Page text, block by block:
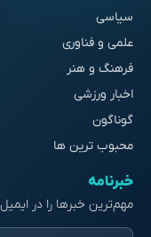
سیاسی
علمی و فناوری
فرهنگ و هنر
اخبار ورزشی
گوناگون
محبوب ترین ها
خبرنامه
مهم‌ترین خبرها را در